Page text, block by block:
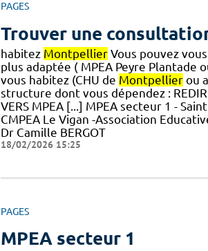
PAGES
Trouver une
habitez MontpellierVous pouvez
plus adaptée ( MPEA Peyre Plantade
vous habitez (CHU de Montpellierou
structure dont vous dépendez :
VERS MPEA [...] MPEA secteur 1 -
CMPEA Le Vigan -Association
Dr Camille BERGOT
18/02/2026 15:25
PAGES
MPEA secteur 1